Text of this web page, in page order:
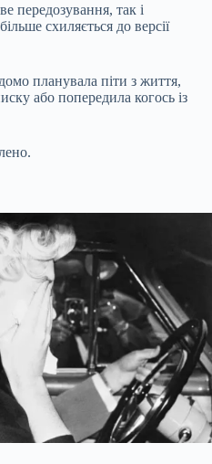
передозування, так і
схиляється до версії
планувала піти з життя,
або попередила когось із